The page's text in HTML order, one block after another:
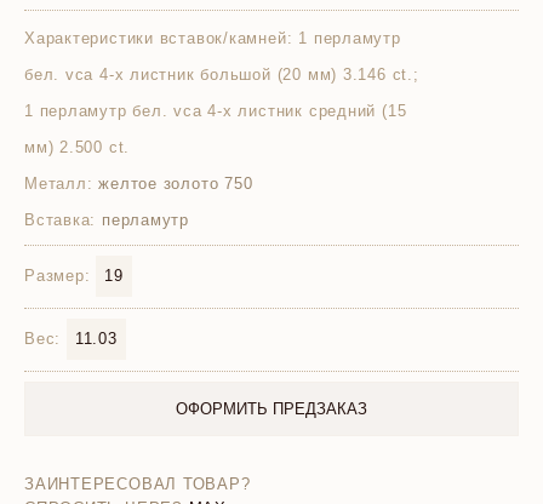
Характеристики вставок/камней: 1 перламутр
бел. vca 4-х листник большой (20 мм) 3.146 ct.;
1 перламутр бел. vca 4-х листник средний (15
мм) 2.500 ct.
Металл: желтое золото 750
Вставка: перламутр
Размер: 19
Вес: 11.03
ОФОРМИТЬ ПРЕДЗАКАЗ
ЗАИНТЕРЕСОВАЛ ТОВАР?